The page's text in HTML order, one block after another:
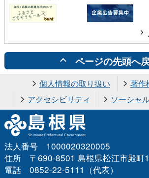
ページの先頭へ
個人情報の取り扱い
著作
アクセシビリティ
ソーシャ
法人番号 1000020320005
住所 〒690-8501 島根県松江市殿町
電話 0852-22-5111（代表）